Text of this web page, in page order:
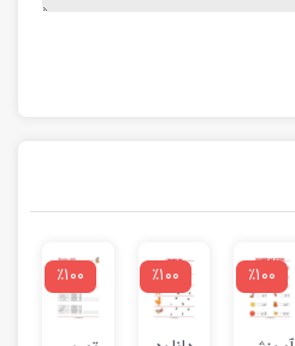
٪100 ٪100 ٪100